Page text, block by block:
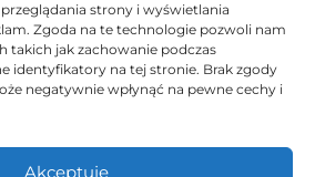
strony i wyświetlania
Zgoda na te technologie pozwoli nam
takich jak zachowanie podczas
identyfikatory na tej stronie. Brak zgody
negatywnie wpłynąć na pewne cechy i
Akceptuję